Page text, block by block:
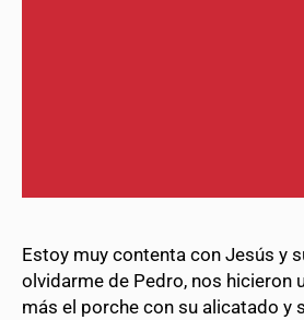
Estoy muy contenta con Jesús y
olvidarme de Pedro, nos hicieron
más el porche con su alicatado y